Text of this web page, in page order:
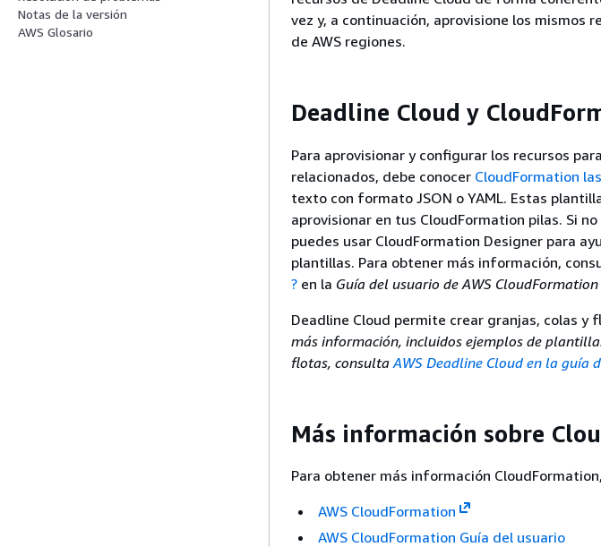
Notas de la versión
AWS Glosario
vez y, a continuación, aprovisione los mismos
de AWS regiones.
Deadline Cloud y
Para aprovisionar y configurar los recursos
relacionados, debe conocer CloudFormation
texto con formato JSON o YAML. Estas
aprovisionar en tus CloudFormation pilas. Si
puedes usar CloudFormation Designer para
plantillas. Para obtener más información,
? en la Guía del usuario de AWS CloudFormation
Deadline Cloud permite crear granjas, colas y
más información, incluidos ejemplos de
flotas, consulta AWS Deadline Cloud en la guía
Más información sobre
Para obtener más información
AWS CloudFormation
AWS CloudFormation Guía del usuario